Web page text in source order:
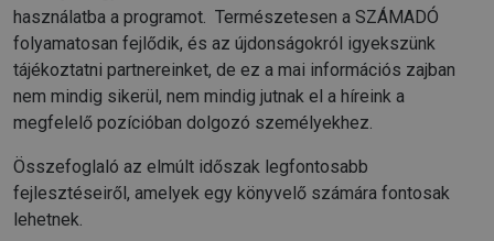
használatba a programot. Természetesen a SZÁMADÓ
folyamatosan fejlődik, és az újdonságokról igyekszünk
tájékoztatni partnereinket, de ez a mai információs zajban
nem mindig sikerül, nem mindig jutnak el a híreink a
megfelelő pozícióban dolgozó személyekhez.
Összefoglaló az elmúlt időszak legfontosabb
fejlesztéseiről, amelyek egy könyvelő számára fontosak
lehetnek.